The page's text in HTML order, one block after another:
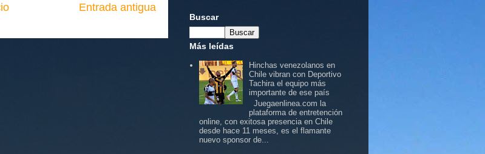
Entrada antigua
Buscar
Más leídas
Hinchas venezolanos en
Chile vibran con Deportivo
Tachira el equipo más
importante de ese país
Juegaenlinea.com la
plataforma de entretención
online, con exitosa presencia en Chile
desde hace 11 meses, es el flamante
nuevo sponsor de...